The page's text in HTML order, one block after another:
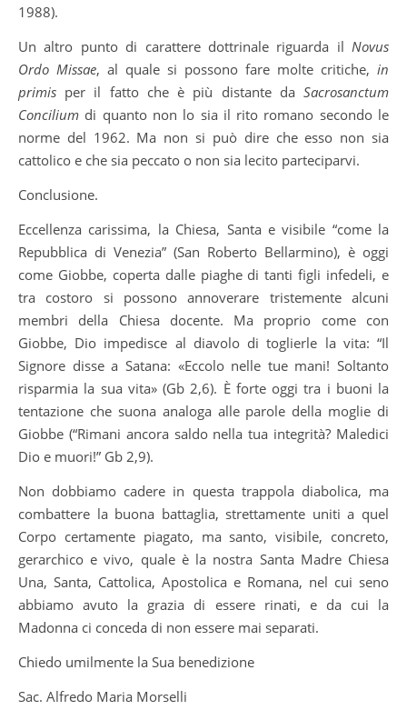
1988).
Un altro punto di carattere dottrinale riguarda il Novus
Ordo Missae, al quale si possono fare molte critiche, in
primis per il fatto che è più distante da Sacrosanctum
Concilium di quanto non lo sia il rito romano secondo le
norme del 1962. Ma non si può dire che esso non sia
cattolico e che sia peccato o non sia lecito parteciparvi.
Conclusione.
Eccellenza carissima, la Chiesa, Santa e visibile “come la
Repubblica di Venezia” (San Roberto Bellarmino), è oggi
come Giobbe, coperta dalle piaghe di tanti figli infedeli, e
tra costoro si possono annoverare tristemente alcuni
membri della Chiesa docente. Ma proprio come con
Giobbe, Dio impedisce al diavolo di toglierle la vita: “Il
Signore disse a Satana: «Eccolo nelle tue mani! Soltanto
risparmia la sua vita» (Gb 2,6). È forte oggi tra i buoni la
tentazione che suona analoga alle parole della moglie di
Giobbe (“Rimani ancora saldo nella tua integrità? Maledici
Dio e muori!” Gb 2,9).
Non dobbiamo cadere in questa trappola diabolica, ma
combattere la buona battaglia, strettamente uniti a quel
Corpo certamente piagato, ma santo, visibile, concreto,
gerarchico e vivo, quale è la nostra Santa Madre Chiesa
Una, Santa, Cattolica, Apostolica e Romana, nel cui seno
abbiamo avuto la grazia di essere rinati, e da cui la
Madonna ci conceda di non essere mai separati.
Chiedo umilmente la Sua benedizione
Sac. Alfredo Maria Morselli